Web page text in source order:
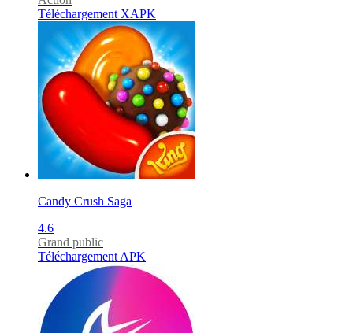
Téléchargement XAPK
Candy Crush Saga
4.6
Grand public
Téléchargement APK